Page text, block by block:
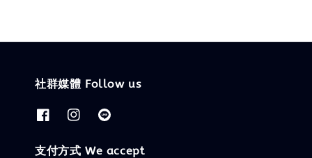
社群媒體 Follow us
支付方式 We accept